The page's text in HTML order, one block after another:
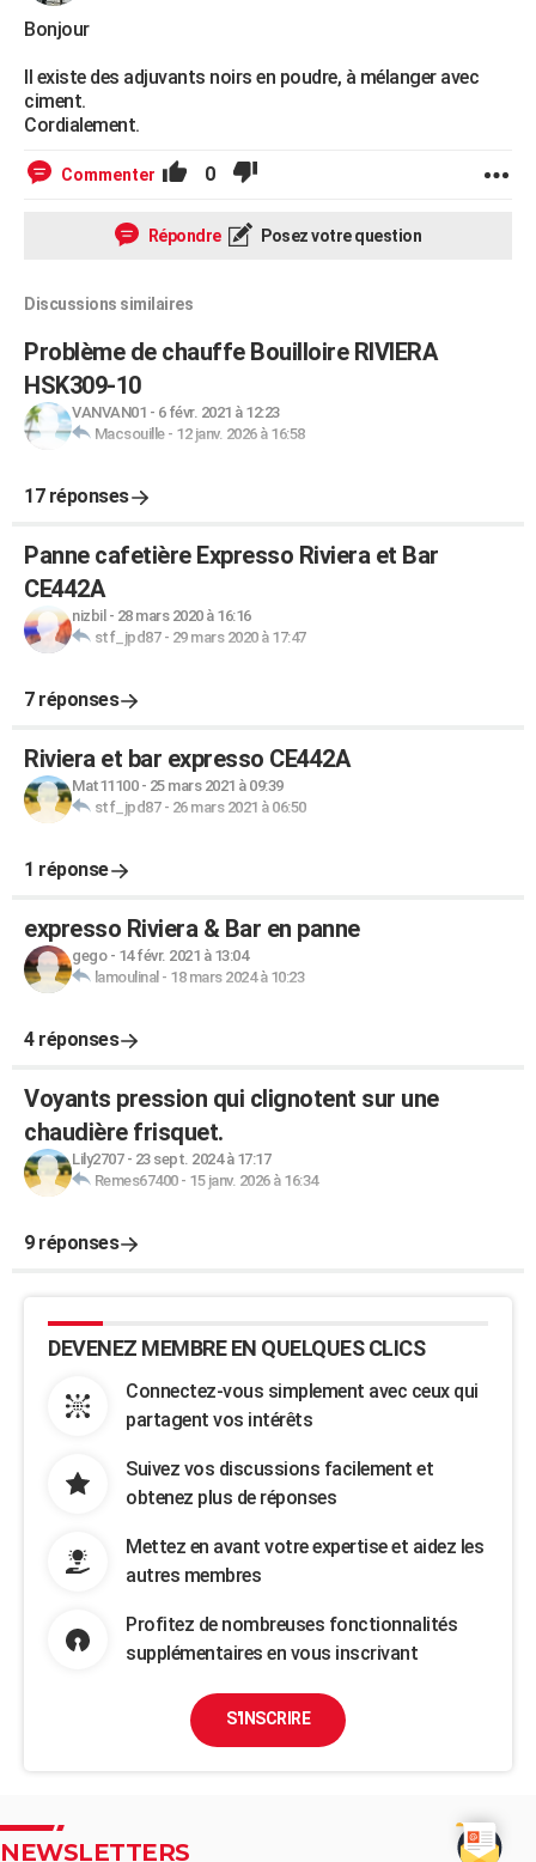
COPAINS D'AVANT
S'inscrire
Se connecter
Lycées
Collèges
Primaires
Universités
Entreprises
Service militaire
Avis de recherche
AVIS DE DÉCÈS
FORUM
Bricolage
Lifestyle
Culture
Sport
Auto
Television
Voyage
Cinema
Bonjour
Il existe des adjuvants noirs en poudre, à mélanger avec
ciment.
Cordialement.
Commenter 0
Répondre Posez votre question
Discussions similaires
Problème de chauffe Bouilloire RIVIERA
HSK309-10
VANVAN01 - 6 févr. 2021 à 12:23
Macsouille- 12 janv. 2026 à 16:58
17 réponses
Panne cafetière Expresso Riviera et Bar
CE442A
nizbil - 28 mars 2020 à 16:16
stf_jpd87- 29 mars 2020 à 17:47
7 réponses
Riviera et bar expresso CE442A
Mat11100- 25 mars 2021 à 09:39
stf_jpd87- 26 mars 2021 à 06:50
1 réponse
expresso Riviera & Bar en panne
gego- 14 févr. 2021 à 13:04
lamoulinal - 18 mars 2024 à 10:23
4 réponses
Voyants pression qui clignotent sur une
chaudière frisquet.
Lily2707- 23 sept. 2024 à 17:17
Remes67400- 15 janv. 2026 à 16:34
9 réponses
DEVENEZ MEMBRE EN QUELQUES CLICS
Connectez-vous simplement avec ceux qui
partagent vos intérêts
Suivez vos discussions facilement et
obtenez plus de réponses
Mettez en avant votre expertise et aidez les
autres membres
Profitez de nombreuses fonctionnalités
supplémentaires en vous inscrivant
S'INSCRIRE
NEWSLETTERS